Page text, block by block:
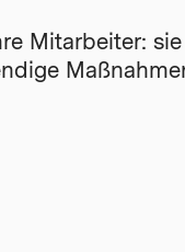
Mitarbeiter: